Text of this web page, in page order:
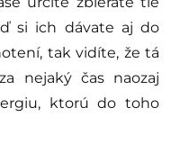
si ich dávate aj do
tak vidíte, že tá
nejaký čas naozaj
ktorú do toho